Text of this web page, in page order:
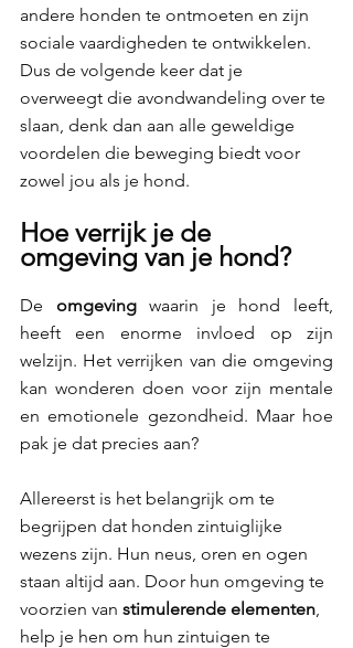
andere honden te ontmoeten en zijn
sociale vaardigheden te ontwikkelen.
Dus de volgende keer dat je
overweegt die avondwandeling over te
slaan, denk dan aan alle geweldige
voordelen die beweging biedt voor
zowel jou als je hond.
Hoe verrijk je de
omgeving van je hond?
De omgeving waarin je hond leeft,
heeft een enorme invloed op zijn
welzijn. Het verrijken van die omgeving
kan wonderen doen voor zijn mentale
en emotionele gezondheid. Maar hoe
pak je dat precies aan?
Allereerst is het belangrijk om te
begrijpen dat honden zintuiglijke
wezens zijn. Hun neus, oren en ogen
staan altijd aan. Door hun omgeving te
voorzien van stimulerende elementen,
help je hen om hun zintuigen te